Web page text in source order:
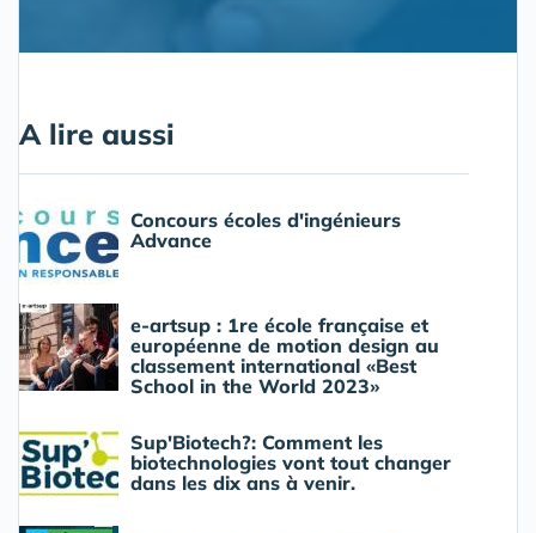
A lire aussi
Concours écoles d'ingénieurs
Advance
e-artsup : 1re école française et
européenne de motion design au
classement international «Best
School in the World 2023»
Sup'Biotech?: Comment les
biotechnologies vont tout changer
dans les dix ans à venir.